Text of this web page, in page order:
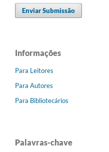
Enviar Submissão
Informações
Para Leitores
Para Autores
Para Bibliotecários
Palavras-chave